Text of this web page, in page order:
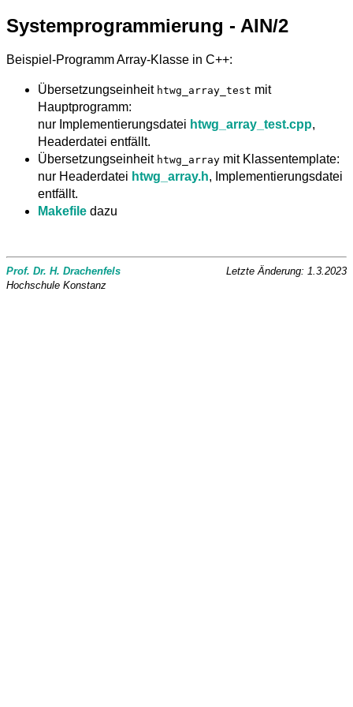
Systemprogrammierung - AIN/2
Beispiel-Programm Array-Klasse in C++:
Übersetzungseinheit htwg_array_test mit
Hauptprogramm:
nur Implementierungsdatei htwg_array_test.cpp,
Headerdatei entfällt.
Übersetzungseinheit htwg_array mit Klassentemplate:
nur Headerdatei htwg_array.h, Implementierungsdatei
entfällt.
Makefile dazu
Prof. Dr. H. Drachenfels
Hochschule Konstanz
Letzte Änderung: 1.3.2023